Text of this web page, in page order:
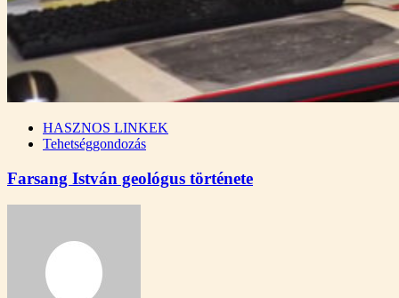
HASZNOS LINKEK
Tehetséggondozás
Farsang István geológus története